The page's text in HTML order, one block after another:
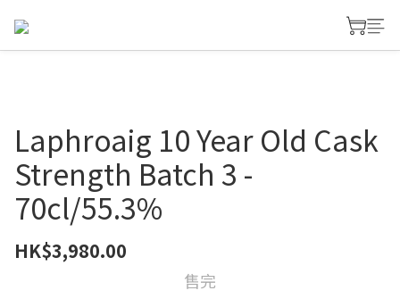
Laphroaig 10 Year Old Cask
Strength Batch 3 -
70cl/55.3%
HK$3,980.00
售完